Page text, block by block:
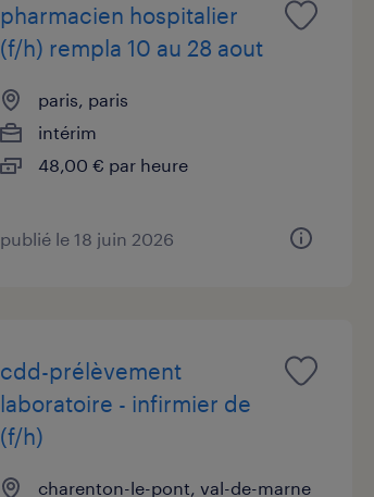
pharmacien hospitalier
(f/h) rempla 10 au 28 aout
paris, paris
intérim
48,00 € par heure
publié le 18 juin 2026
cdd-prélèvement
laboratoire - infirmier de
(f/h)
charenton-le-pont, val-de-marne